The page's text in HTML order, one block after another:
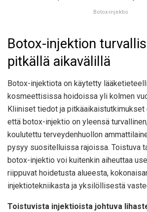
Botox-injektio
Botox-injektion
pitkällä aikavälillä
Botox-injektiota on käytetty
kosmeettisissa hoidoissa yli kolmen
Kliiniset tiedot ja pitkäaikaistutkimukset
että botox-injektio on yleensä
koulutettu terveydenhuollon
pysyy suositelluissa rajoissa. Toistuva
botox-injektio voi kuitenkin aiheuttaa
riippuvat hoidetusta alueesta,
injektiotekniikasta ja yksilöllisestä
Toistuvista injektioista johtuva